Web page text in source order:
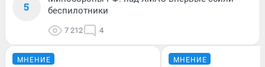
5
беспилотники
7 212 4
МНЕНИЕ МНЕНИЕ